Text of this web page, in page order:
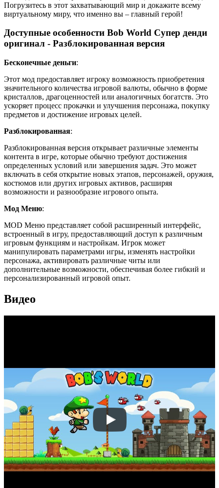
Погрузитесь в этот захватывающий мир и докажите всему
виртуальному миру, что именно вы – главный герой!
Доступные особенности Bob World Супер денди
оригинал - Разблокированная версия
Бесконечные деньги:
Этот мод предоставляет игроку возможность приобретения
значительного количества игровой валюты, обычно в форме
кристаллов, драгоценностей или аналогичных богатств. Это
ускоряет процесс прокачки и улучшения персонажа, покупку
предметов и достижение игровых целей.
Разблокированная:
Разблокированная версия открывает различные элементы
контента в игре, которые обычно требуют достижения
определенных условий или завершения задач. Это может
включать в себя открытие новых этапов, персонажей, оружия,
костюмов или других игровых активов, расширяя
возможности и разнообразие игрового опыта.
Мод Меню:
MOD Меню представляет собой расширенный интерфейс,
встроенный в игру, предоставляющий доступ к различным
игровым функциям и настройкам. Игрок может
манипулировать параметрами игры, изменять настройки
персонажа, активировать различные читы или
дополнительные возможности, обеспечивая более гибкий и
персонализированный игровой опыт.
Видео